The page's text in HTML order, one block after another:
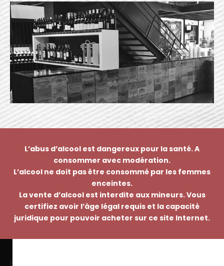
L’abus d’alcool est dangereux pour la santé. A
consommer avec modération.
L’alcool ne doit pas être consommé par les femmes
enceintes.
La vente d’alcool est interdite aux mineurs. Vous
certifiez avoir l’âge légal requis et la capacité
juridique pour pouvoir acheter sur ce site Internet.
EMMANUEL NASTI